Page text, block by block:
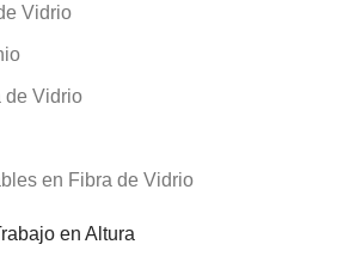
Vidrio
de Vidrio
en Fibra de Vidrio
en Altura